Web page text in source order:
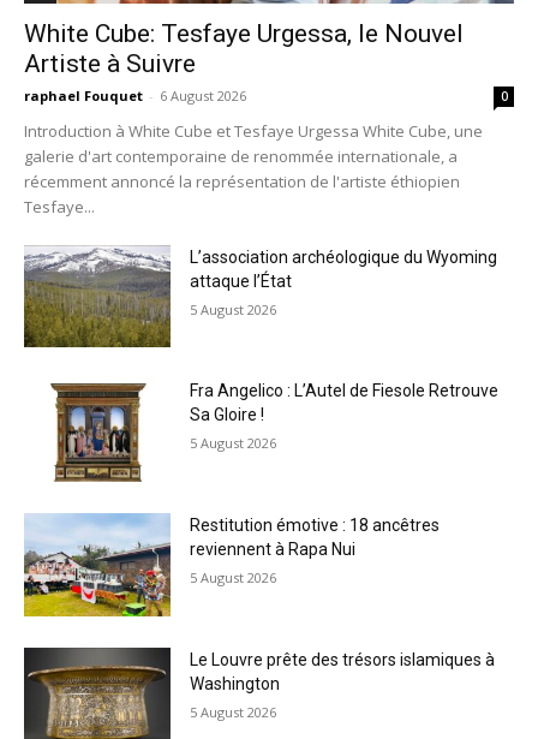
White Cube: Tesfaye Urgessa, le Nouvel
Artiste à Suivre
raphael Fouquet - 6 August 2026 0
Introduction à White Cube et Tesfaye Urgessa White Cube, une
galerie d'art contemporaine de renommée internationale, a
récemment annoncé la représentation de l'artiste éthiopien
Tesfaye...
L’association archéologique du Wyoming
attaque l’État
5 August 2026
Fra Angelico : L’Autel de Fiesole Retrouve
Sa Gloire !
5 August 2026
Restitution émotive : 18 ancêtres
reviennent à Rapa Nui
5 August 2026
Le Louvre prête des trésors islamiques à
Washington
5 August 2026